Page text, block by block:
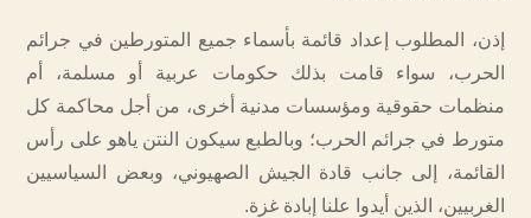
إذن، المطلوب إعداد قائمة بأسماء جميع المتورطين في جرائم
الحرب، سواء قامت بذلك حكومات عربية أو مسلمة، أم
منظمات حقوقية ومؤسسات مدنية أخرى، من أجل محاكمة كل
متورط في جرائم الحرب؛ وبالطبع سيكون النتن ياهو على رأس
القائمة، إلى جانب قادة الجيش الصهيوني، وبعض السياسيين
الغربيين، الذين أيدوا علنا إبادة غزة.